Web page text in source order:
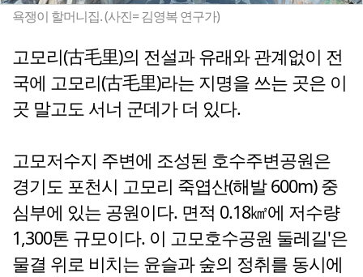
욕쟁이 할머니집. (사진= 김영복 연구가)
고모리(古毛里)의 전설과 유래와 관계없이 전
국에 고모리(古毛里)라는 지명을 쓰는 곳은 이
곳 말고도 서너 군데가 더 있다.
고모저수지 주변에 조성된 호수주변공원은
경기도 포천시 고모리 죽엽산(해발 600m) 중
심부에 있는 공원이다. 면적 0.18㎢에 저수량
1,300톤 규모이다. 이 고모호수공원 둘레길'은
물결 위로 비치는 윤슬과 숲의 정취를 동시에